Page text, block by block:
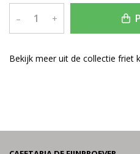
– +
Bekijk meer uit de collectie friet